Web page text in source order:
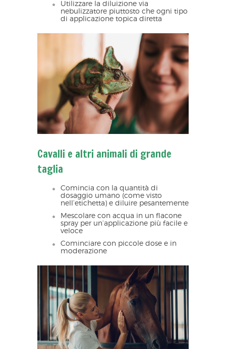
Utilizzare la diluizione via
nebulizzatore piuttosto che ogni tipo
di applicazione topica diretta
Cavalli e altri animali di grande
taglia
Comincia con la quantità di
dosaggio umano (come visto
nell’etichetta) e diluire pesantemente
Mescolare con acqua in un flacone
spray per un’applicazione più facile e
veloce
Cominciare con piccole dose e in
moderazione